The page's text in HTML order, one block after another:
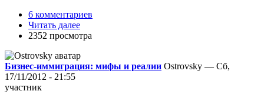
6 комментариев
Читать далее
2352 просмотра
Бизнес-иммиграция: мифы и реалии Ostrovsky — Сб,
17/11/2012 - 21:55
участник